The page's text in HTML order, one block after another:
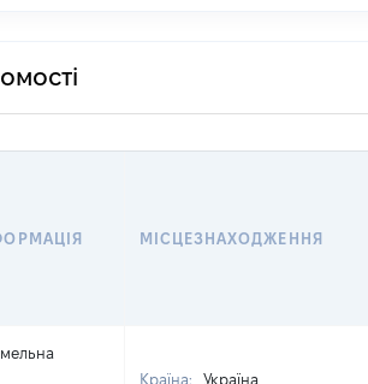
МІСЦЕЗНАХОДЖЕННЯ
Країна: Україна